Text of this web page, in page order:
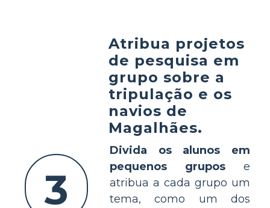
3
Atribua projetos
de pesquisa em
grupo sobre a
tripulação e os
navios de
Magalhães.
Divida os alunos em
pequenos grupos e
atribua a cada grupo um
tema, como um dos